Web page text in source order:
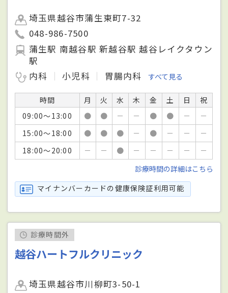
埼玉県越谷市蒲生東町7-32
048-986-7500
蒲生駅 南越谷駅 新越谷駅 越谷レイクタウン
駅
内科
小児科 胃腸内科 すべて見る
時間 月 火 水 木 金 土 日
祝
09:00～13:00
● ● － － ● ● －
－
15:00～18:00
● ● ● － ● － －
－
18:00～20:00
－ － ● － － － －
－
診療時間の詳細はこちら
マイナンバーカードの健康保険証利用可能
診療時間外
越谷ハートフルクリニック
埼玉県越谷市川柳町3-50-1